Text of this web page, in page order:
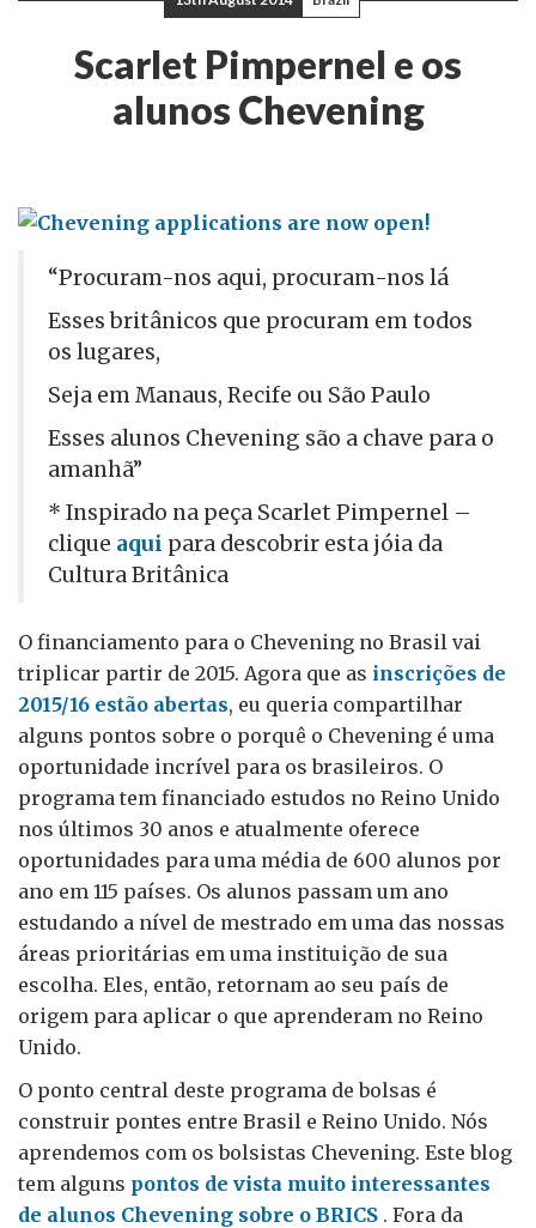
Scarlet Pimpernel e os
alunos Chevening
“Procuram-nos aqui, procuram-nos lá
Esses britânicos que procuram em todos
os lugares,
Seja em Manaus, Recife ou São Paulo
Esses alunos Chevening são a chave para o
amanhã”
* Inspirado na peça Scarlet Pimpernel –
clique aqui para descobrir esta jóia da
Cultura Britânica
O financiamento para o Chevening no Brasil vai
triplicar partir de 2015. Agora que as inscrições de
2015/16 estão abertas, eu queria compartilhar
alguns pontos sobre o porquê o Chevening é uma
oportunidade incrível para os brasileiros. O
programa tem financiado estudos no Reino Unido
nos últimos 30 anos e atualmente oferece
oportunidades para uma média de 600 alunos por
ano em 115 países. Os alunos passam um ano
estudando a nível de mestrado em uma das nossas
áreas prioritárias em uma instituição de sua
escolha. Eles, então, retornam ao seu país de
origem para aplicar o que aprenderam no Reino
Unido.
O ponto central deste programa de bolsas é
construir pontes entre Brasil e Reino Unido. Nós
aprendemos com os bolsistas Chevening. Este blog
tem alguns pontos de vista muito interessantes
de alunos Chevening sobre o BRICS . Fora da